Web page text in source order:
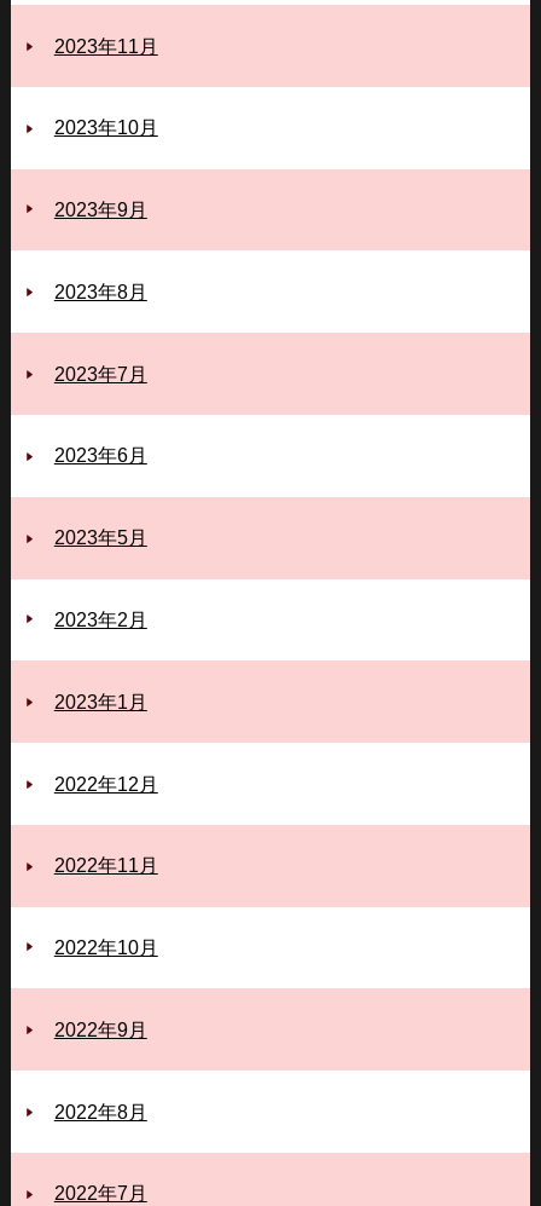
2023年11月
2023年10月
2023年9月
2023年8月
2023年7月
2023年6月
2023年5月
2023年2月
2023年1月
2022年12月
2022年11月
2022年10月
2022年9月
2022年8月
2022年7月